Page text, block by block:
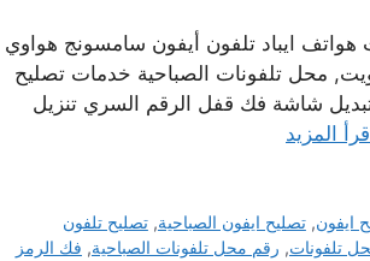
هواتف ايباد تلفون أيفون سامسونج هواوي
محل تلفونات الصباحية خدمات تصليح
شاشة فك قفل الرقم السري تنزيل
اقرأ المزيد
ايفون,تصليح ايفون الصباحية,تصليح تلفون
تلفونات, رقم محل تلفونات الصباحية, فك الرمز